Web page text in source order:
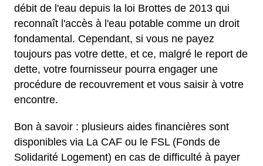
débit de l'eau depuis la loi Brottes de 2013 qui
reconnaît l'accès à l'eau potable comme un droit
fondamental. Cependant, si vous ne payez
toujours pas votre dette, et ce, malgré le report de
dette, votre fournisseur pourra engager une
procédure de recouvrement et vous saisir à votre
encontre.
Bon à savoir : plusieurs aides financières sont
disponibles via La CAF ou le FSL (Fonds de
Solidarité Logement) en cas de difficulté à payer